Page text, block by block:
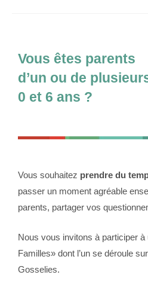
Vous êtes parents
d’un ou de
0 et 6 ans ?
Vous souhaitez prendre du
passer un moment agréable
parents, partager vos
Nous vous invitons à participer
Familles» dont l’un se déroule
Gosselies.